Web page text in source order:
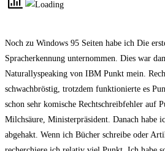
Noch zu Windows 95 Seiten habe ich Die
Spracherkennung unternommen. Dies war
Naturallyspeaking von IBM Punkt mein.
schwachbröstig, trotzdem funktionierte es
schon sehr komische Rechtschreibfehler auf
Milchsäure, Ministerpräsident. Danach habe
abgehakt. Wenn ich Bücher schreibe oder